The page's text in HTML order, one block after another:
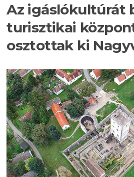
Az igáslókultúrát
turisztikai
osztottak ki